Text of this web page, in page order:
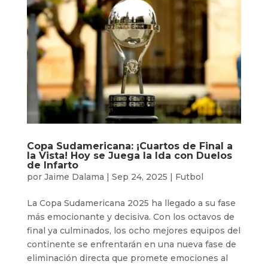
Copa Sudamericana: ¡Cuartos de Final a
la Vista! Hoy se Juega la Ida con Duelos
de Infarto
por Jaime Dalama | Sep 24, 2025 | Futbol
La Copa Sudamericana 2025 ha llegado a su fase
más emocionante y decisiva. Con los octavos de
final ya culminados, los ocho mejores equipos del
continente se enfrentarán en una nueva fase de
eliminación directa que promete emociones al